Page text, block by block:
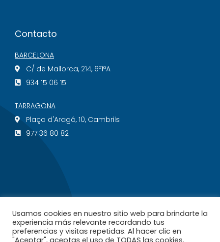
Contacto
BARCELONA
C/ de Mallorca, 214, 6º1ªA
934 15 06 15
TARRAGONA
Plaça d'Aragó, 10, Cambrils
977 36 80 82
© 2022 AGN Abogados. Diseño por
siguemedia.com
Usamos cookies en nuestro sitio web para brindarte la
experiencia más relevante recordando tus
preferencias y visitas repetidas. Al hacer clic en
"Aceptar", aceptas el uso de TODAS las cookies.